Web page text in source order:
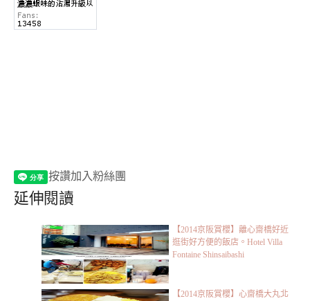
按讚加入粉絲團
延伸閱讀
【2014京阪賞櫻】離心齋橋好近
逛街好方便的飯店。Hotel Villa
Fontaine Shinsaibashi
【2014京阪賞櫻】心齋橋大丸北